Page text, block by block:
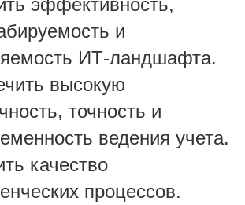
эффективность,
и
ИТ-ландшафта.
высокую
точность и
ведения учета.
качество
процессов.